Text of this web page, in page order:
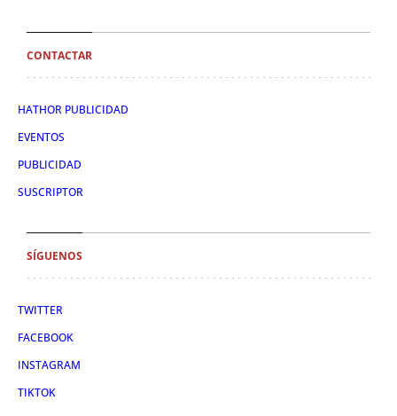
CONTACTAR
HATHOR PUBLICIDAD
EVENTOS
PUBLICIDAD
SUSCRIPTOR
SÍGUENOS
TWITTER
FACEBOOK
INSTAGRAM
TIKTOK